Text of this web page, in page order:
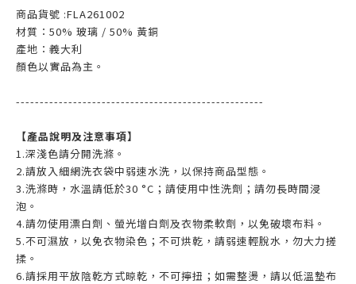
商品貨號 :FLA261002
材質：50% 玻璃 / 50% 黃銅
產地：義大利
顏色以實品為主。
----------------------------------------------------
【產品說明及注意事項】
1.深淺色請分開洗滌。
2.請放入細網洗衣袋中弱速水洗，以保持商品型態。
3.洗滌時，水溫請低於30 °C；請使用中性洗劑；請勿長時間浸
泡。
4.請勿使用漂白劑、螢光增白劑及衣物柔軟劑，以免破壞布料。
5.不可濕放，以免衣物染色；不可烘乾，請弱速輕脫水，勿大力搓
揉。
6.請採用平放陰乾方式晾乾，不可擰扭；如需整燙，請以低溫墊布